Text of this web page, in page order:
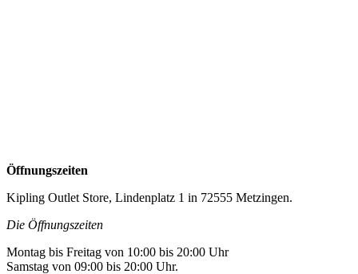
Öffnungszeiten
Kipling Outlet Store, Lindenplatz 1 in 72555 Metzingen.
Die Öffnungszeiten
Montag bis Freitag von 10:00 bis 20:00 Uhr
Samstag von 09:00 bis 20:00 Uhr.